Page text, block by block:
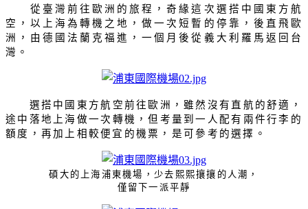
從臺灣前往歐洲的旅程，奇緣這次選搭中國東方航
空，以上海為轉機之地，做一次短暫的停靠，後直飛歐
洲，由德國法蘭克福進，一個月後從義大利羅馬返回台
灣。
選搭中國東方航空前往歐洲，雖然沒有直航的舒適，
途中落地上海做一次轉機，但考量到一人配有兩件行李的
額度，再加上相較便宜的機票，是可參考的選擇。
碩大的上海浦東機場，少去熙熙攘攘的人潮，
僅留下一派平靜